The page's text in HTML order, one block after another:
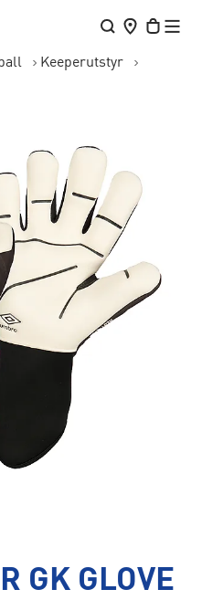
Keeperutstyr
GK GLOVE